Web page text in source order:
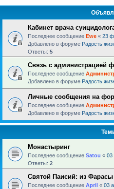
Кабинет врача
Последнее сообщение Ewe « 23
Добавлено в форуме Радость
Ответы: 5
Связь с администрацией
Последнее сообщение
Добавлено в форуме Радость
Личные сообщения на
Последнее сообщение
Добавлено в форуме Радость
Монастыринг
Последнее сообщение Satou « 03
Ответы: 2
Святой Паисий: из Фарасы
Последнее сообщение April « 03